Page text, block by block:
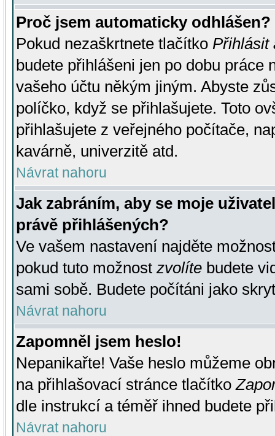
Proč jsem automaticky odhlášen?
Pokud nezaškrtnete tlačítko Přihlásit
budete přihlášeni jen po dobu práce
vašeho účtu někým jiným. Abyste
políčko, když se přihlašujete. Toto
přihlašujete z veřejného počítače,
kavárně, univerzitě atd.
Návrat nahoru
Jak zabráním, aby se moje
právě přihlášených?
Ve vašem nastavení najděte
pokud tuto možnost zvolíte budete
sami sobě. Budete počítáni jako
Návrat nahoru
Zapomněl jsem heslo!
Nepanikařte! Vaše heslo můžeme
na přihlašovací stránce tlačítko
dle instrukcí a téměř ihned budete
Návrat nahoru